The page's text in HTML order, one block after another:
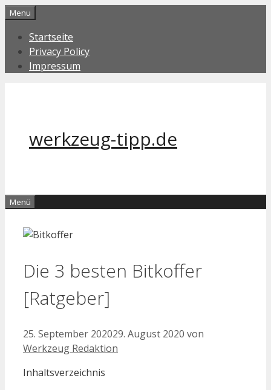
Zum
springen
Menu
Startseite
Privacy Policy
Impressum
werkzeug-tipp.de
Menü
Die 3 besten Bitkoffer
[Ratgeber]
25. September 202029. August 2020 von
Werkzeug Redaktion
Inhaltsverzeichnis